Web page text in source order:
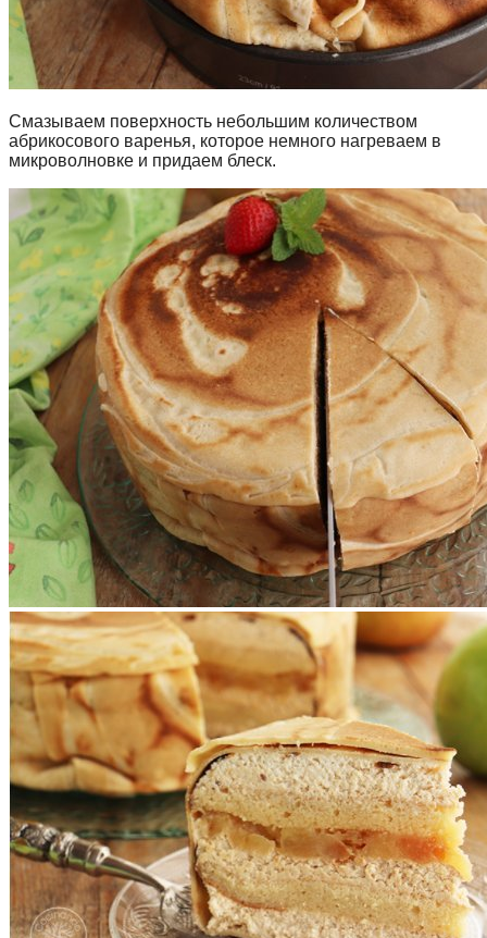
Смазываем поверхность небольшим количеством
абрикосового варенья, которое немного нагреваем в
микроволновке и придаем блеск.